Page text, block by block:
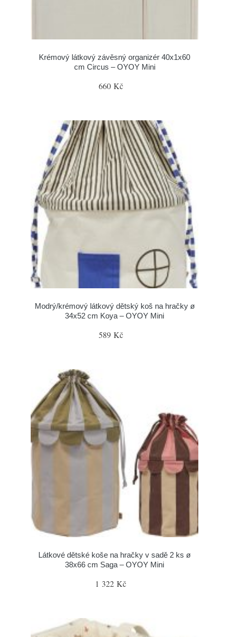
Krémový látkový závěsný organizér 40x1x60
cm Circus – OYOY Mini
660 Kč
Modrý/krémový látkový dětský koš na hračky ø
34x52 cm Koya – OYOY Mini
589 Kč
Látkové dětské koše na hračky v sadě 2 ks ø
38x66 cm Saga – OYOY Mini
1 322 Kč